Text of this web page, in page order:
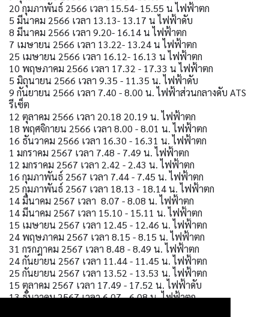
20 กุมภาพันธ์ 2566 เวลา 15.54- 15.55 น ไฟฟ้าตก
5 มีนาคม 2566 เวลา 13.13- 13.17 น ไฟฟ้าดับ
8 มีนาคม 2566 เวลา 9.20- 16.14 น ไฟฟ้าตก
7 เมษายน 2566 เวลา 13.22- 13.24 น ไฟฟ้าตก
25 เมษายน 2566 เวลา 16.12- 16.13 น ไฟฟ้าตก
10 พฤษภาคม 2566 เวลา 17.32 - 17.33 น ไฟฟ้าตก
5 มิถุนายน 2566 เวลา 9.35 - 11.35 น. ไฟฟ้าดับ
9 กันยายน 2566 เวลา 7.40 - 8.00 น. ไฟฟ้าส่วนกลางดับ ATS
รีเซ็ต
12 ตุลาคม 2566 เวลา 20.18 20.19 น. ไฟฟ้าตก
18 พฤศจิกายน 2566 เวลา 8.00 - 8.01 น. ไฟฟ้าตก
16 ธันวาคม 2566 เวลา 16.30 - 16.31 น. ไฟฟ้าตก
1 มกราคม 2567 เวลา 7.48 - 7.49 น. ไฟฟ้าตก
12 มกราคม 2567 เวลา 2.42 - 2.43 น. ไฟฟ้าตก
16 กุมภาพันธ์ 2567 เวลา 7.44 - 7.45 น. ไฟฟ้าตก
25 กุมภาพันธ์ 2567 เวลา 18.13 - 18.14 น. ไฟฟ้าตก
14 มีนาคม 2567 เวลา 8.07 - 8.08 น. ไฟฟ้าตก
14 มีนาคม 2567 เวลา 15.10 - 15.11 น. ไฟฟ้าตก
15 เมษายน 2567 เวลา 12.45 - 12.46 น. ไฟฟ้าตก
24 พฤษภาคม 2567 เวลา 8.15 - 8.15 น. ไฟฟ้าตก
31 กรกฎาคม 2567 เวลา 8.48 - 8.49 น. ไฟฟ้าตก
24 กันยายน 2567 เวลา 11.44 - 11.45 น. ไฟฟ้าตก
25 กันยายน 2567 เวลา 13.52 - 13.53 น. ไฟฟ้าตก
15 ตุลาคม 2567 เวลา 17.49 - 17.52 น. ไฟฟ้าดับ
13 ธันวาคม 2567 เวลา 6.07 - 6.08 น. ไฟฟ้าตก